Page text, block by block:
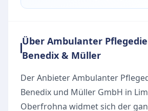
Über Ambulanter
Benedix & Müller
Der Anbieter Ambulanter
Benedix und Müller GmbH in
Oberfrohna widmet sich der